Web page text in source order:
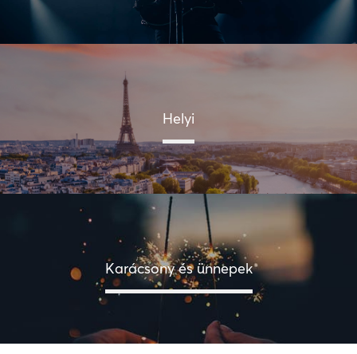
Helyi
Karácsony és ünnepek